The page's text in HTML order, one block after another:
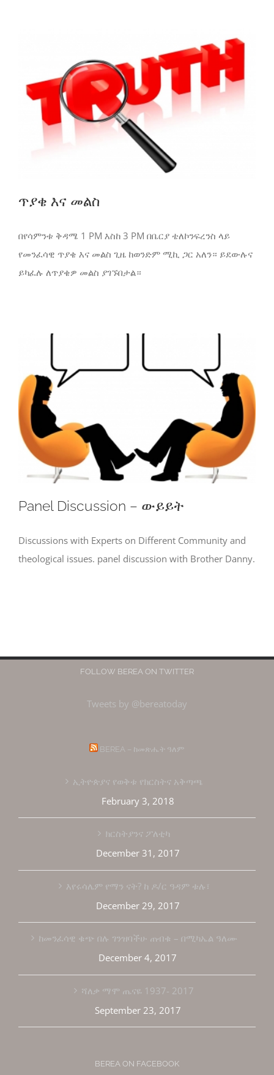
ጥያቄ እና መልስ
በየሳምንቱ ቅዳሜ 1 PM እስከ 3 PM በቤርያ ቴለኮንፍረንስ ላይ
የመንፈሳዊ ጥያቄ እና መልስ ጊዜ ከወንድም ሚኪ ጋር አለን። ይደውሉና
ይካፈሉ ለጥያቄዎ መልስ ያገኙበታል።
Panel Discussion – ውይይት
Discussions with Experts on Different Community and
theological issues. panel discussion with Brother Danny.
FOLLOW BEREA ON TWITTER
Tweets by @bereatoday
BEREA – ከመጽሔት ዓለም
ኢትዮጵያና የወቅቱ የክርስትና አቅጣጫ
February 3, 2018
ክርስትያንና ፖለቲካ
December 31, 2017
እየሩሳሌም የማን ናት? ከ ዶ/ር ዓዳም ቱሉ፣
December 29, 2017
ከመንፈሳዊ ቁጭ በሉ ገንዝባችሁ ጠብቁ – በሚካኤል ዓለሙ
December 4, 2017
ሻለቃ ማሞ ጤናዬ 1937- 2017
September 23, 2017
BEREA ON FACEBOOK